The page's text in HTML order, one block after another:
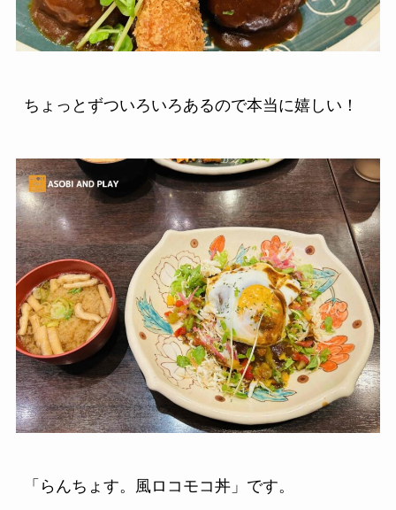
ちょっとずついろいろあるので本当に嬉しい！
「らんちょす。風ロコモコ丼」です。